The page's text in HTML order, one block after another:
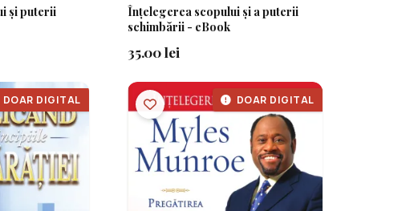
și puterii
Înțelegerea scopului și a puterii
schimbării - eBook
35.00 lei
DOAR DIGITAL DOAR DIGITAL